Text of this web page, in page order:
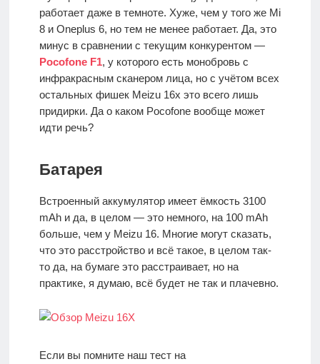
работает даже в темноте. Хуже, чем у того же Mi
8 и Oneplus 6, но тем не менее работает. Да, это
минус в сравнении с текущим конкурентом —
Pocofone F1, у которого есть монобровь с
инфракрасным сканером лица, но с учётом всех
остальных фишек Meizu 16x это всего лишь
придирки. Да о каком Pocofone вообще может
идти речь?
Батарея
Встроенный аккумулятор имеет ёмкость 3100
mAh и да, в целом — это немного, на 100 mAh
больше, чем у Meizu 16. Многие могут сказать,
что это расстройство и всё такое, в целом так-
то да, на бумаге это расстраивает, но на
практике, я думаю, всё будет не так и плачевно.
Если вы помните наш тест на